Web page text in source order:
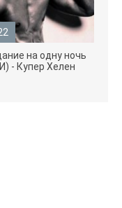
на одну ночь
- Купер Хелен
серии книг